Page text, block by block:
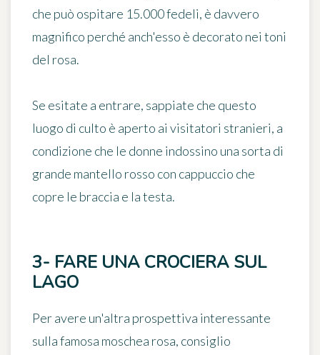
che può ospitare 15.000 fedeli, è davvero
magnifico perché anch'esso è decorato nei toni
del rosa.
Se esitate a entrare, sappiate che questo
luogo di culto è aperto ai visitatori stranieri, a
condizione che le donne indossino una sorta di
grande mantello rosso con cappuccio che
copre le braccia e la testa.
3- FARE UNA CROCIERA SUL
LAGO
Per avere un'altra prospettiva interessante
sulla famosa moschea rosa, consiglio